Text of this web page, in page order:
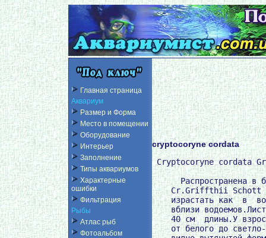
Главная страница
Аквариум
Размер и Форма
Место в помещении
Оборудование
Интерьер
Заполнение
Типы аквариумов
Характерные
ошибки
Фильтрация
Рыбы
Атлас рыб
Фотоальбом
cryptocoryne cordata
Cryptocoryne cordata
Распространена в
Cr.Griffthii Schott
израстать как  в
вблизи
40 см  длины.У
от белого до